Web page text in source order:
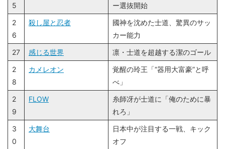
5
ー選抜開始
2
6
殺し屋と忍者
國神を沈めた士道、驚異のサッ
カー能力
27
感じる世界
凛・士道を超越する潔のゴール
2
8
カメレオン
覚醒の玲王「“器用大富豪”と呼
べ」
2
9
FLOW
糸師冴が士道に「俺のために暴
れろ」
3
0
大舞台
日本中が注目する一戦、キック
オフ